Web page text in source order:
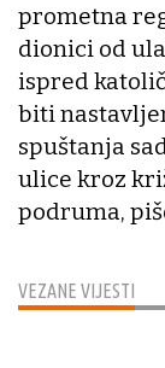
VEZANE VIJESTI
prometna
dionici od
ispred
biti
spuštanja
ulice kroz
podruma,